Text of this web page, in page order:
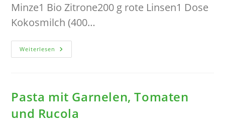
Minze1 Bio Zitrone200 g rote Linsen1 Dose
Kokosmilch (400…
Weiterlesen Rote-
Linsen-
Minze-
Zitrone-
Pasta mit Garnelen, Tomaten
und Rucola